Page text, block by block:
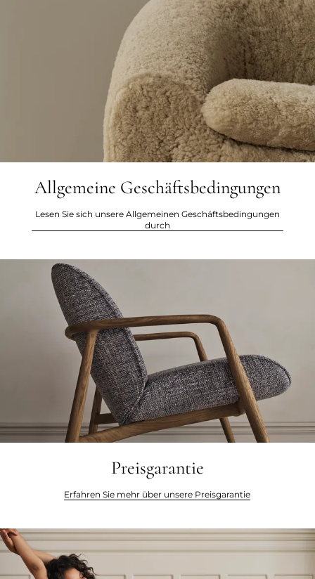
Allgemeine Geschäftsbedingungen
Lesen Sie sich unsere Allgemeinen Geschäftsbedingungen
durch
Preisgarantie
Erfahren Sie mehr über unsere Preisgarantie